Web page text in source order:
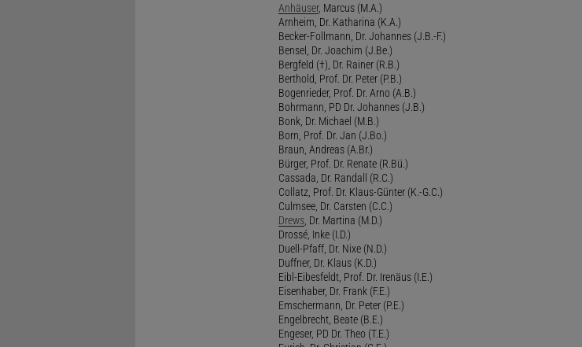
Anhäuser, Marcus (M.A.)
Arnheim, Dr. Katharina (K.A.)
Becker-Follmann, Dr. Johannes (J.B.-F.)
Bensel, Dr. Joachim (J.Be.)
Bergfeld (†), Dr. Rainer (R.B.)
Berthold, Prof. Dr. Peter (P.B.)
Bogenrieder, Prof. Dr. Arno (A.B.)
Bohrmann, PD Dr. Johannes (J.B.)
Bonk, Dr. Michael (M.B.)
Born, Prof. Dr. Jan (J.Bo.)
Braun, Andreas (A.Br.)
Bürger, Prof. Dr. Renate (R.Bü.)
Cassada, Dr. Randall (R.C.)
Collatz, Prof. Dr. Klaus-Günter (K.-G.C.)
Culmsee, Dr. Carsten (C.C.)
Drews, Dr. Martina (M.D.)
Drossé, Inke (I.D.)
Duell-Pfaff, Dr. Nixe (N.D.)
Duffner, Dr. Klaus (K.D.)
Eibl-Eibesfeldt, Prof. Dr. Irenäus (I.E.)
Eisenhaber, Dr. Frank (F.E.)
Emschermann, Dr. Peter (P.E.)
Engelbrecht, Beate (B.E.)
Engeser, PD Dr. Theo (T.E.)